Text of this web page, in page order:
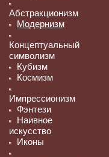
Абстракционизм
Модернизм
Концептуальный
символизм
Кубизм
Космизм
Импрессионизм
Фэнтези
Наивное
искусство
Иконы